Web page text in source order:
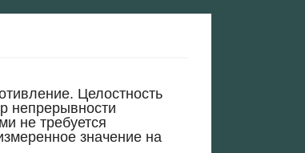
Целостность
непрерывности
не требуется
значение на